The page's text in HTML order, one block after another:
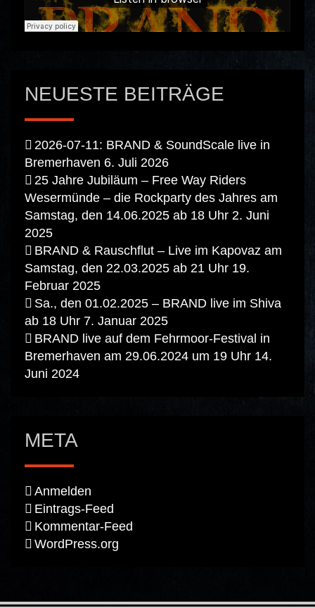
NEUESTE BEITRÄGE
2026-07-11: BRAND & SoundScale live in
Bremerhaven 6. Juli 2026
25 Jahre Jubiläum – Free Way Riders
Wesermünde – die Rockparty des Jahres am
Samstag, den 14.06.2025 ab 18 Uhr 2. Juni
2025
BRAND & Rauschflut – Live im Kapovaz am
Samstag, den 22.03.2025 ab 21 Uhr 19.
Februar 2025
Sa., den 01.02.2025 – BRAND live im Shiva
ab 18 Uhr 7. Januar 2025
BRAND live auf dem Fehrmoor-Festival in
Bremerhaven am 29.06.2024 um 19 Uhr 14.
Juni 2024
META
Anmelden
Eintrags-Feed
Kommentar-Feed
WordPress.org